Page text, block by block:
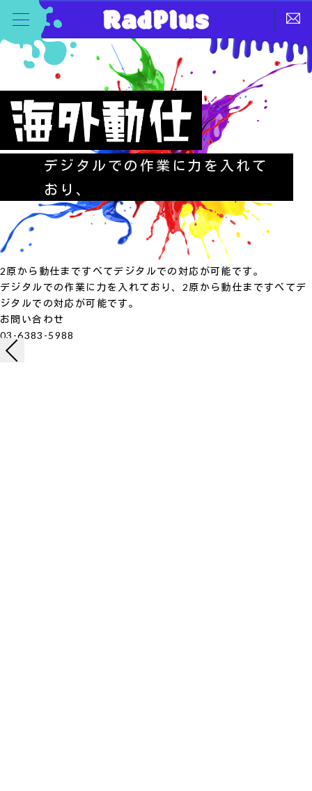
デジタルでの作業に力を入れて
おり、
2原から動仕まですべてデジタルでの対応が可能です。
デジタルでの作業に力を入れており、2原から動仕まですべてデ
ジタルでの対応が可能です。
お問い合わせ
03-6383-5988